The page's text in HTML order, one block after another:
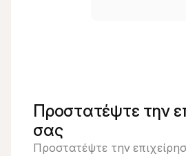
Προστατέψτε την
σας
Προστατέψτε την